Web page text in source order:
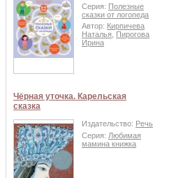
Серия: Полезные
сказки от логопеда
Автор: Кирпичева
Наталья
Пирогова
Ирина
Чёрная уточка. Карельская
сказка
Издательство: Речь
Серия: Любимая
мамина книжка